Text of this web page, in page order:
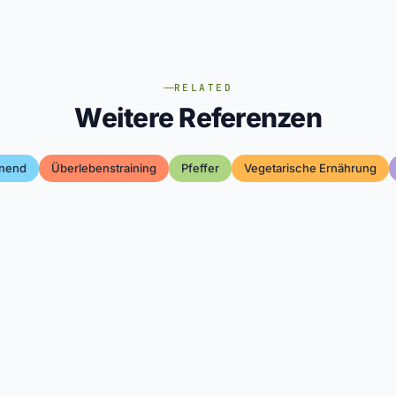
RELATED
Weitere Referenzen
Überlebenstraining Pfeffer Vegetarische Ernährung